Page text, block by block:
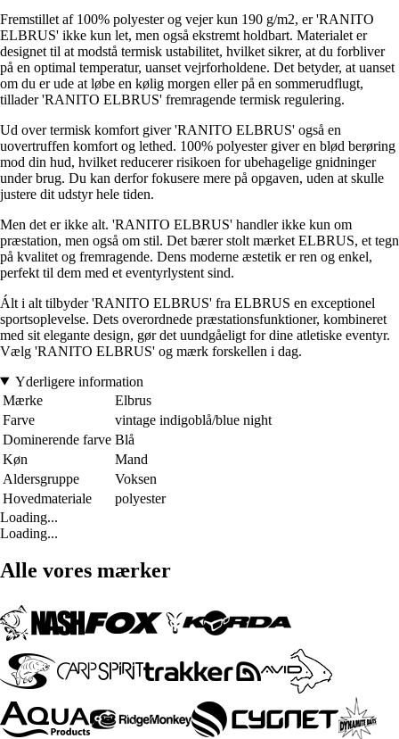
Fremstillet af 100% polyester og vejer kun 190 g/m2, er 'RANITO
ELBRUS' ikke kun let, men også ekstremt holdbart. Materialet er
designet til at modstå termisk ustabilitet, hvilket sikrer, at du forbliver
på en optimal temperatur, uanset vejrforholdene. Det betyder, at uanset
om du er ude at løbe en kølig morgen eller på en sommerudflugt,
tillader 'RANITO ELBRUS' fremragende termisk regulering.
Ud over termisk komfort giver 'RANITO ELBRUS' også en
uovertruffen komfort og lethed. 100% polyester giver en blød berøring
mod din hud, hvilket reducerer risikoen for ubehagelige gnidninger
under brug. Du kan derfor fokusere mere på opgaven, uden at skulle
justere dit udstyr hele tiden.
Men det er ikke alt. 'RANITO ELBRUS' handler ikke kun om
præstation, men også om stil. Det bærer stolt mærket ELBRUS, et tegn
på kvalitet og fremragende. Dens moderne æstetik er ren og enkel,
perfekt til dem med et eventyrlystent sind.
Ált i alt tilbyder 'RANITO ELBRUS' fra ELBRUS en exceptionel
sportsoplevelse. Dets overordnede præstationsfunktioner, kombineret
med sit elegante design, gør det uundgåeligt for dine atletiske eventyr.
Vælg 'RANITO ELBRUS' og mærk forskellen i dag.
Yderligere information
Mærke
Elbrus
Farve
vintage indigoblå/blue night
Dominerende farve Blå
Køn
Mand
Aldersgruppe
Voksen
Hovedmateriale
polyester
Loading...
Loading...
Alle vores mærker